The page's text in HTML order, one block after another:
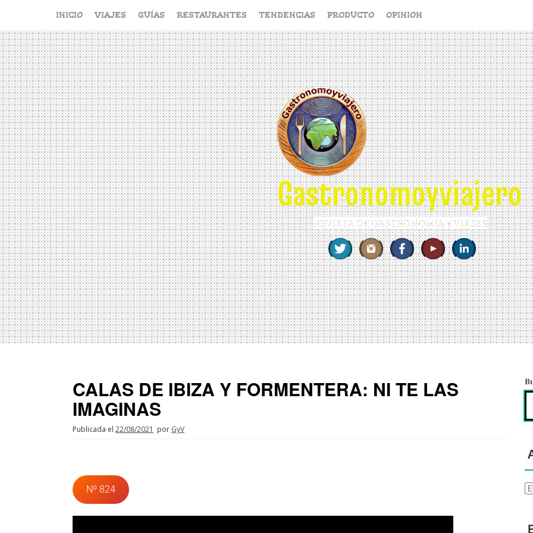
contenido
INICIO VIAJES GUÍAS RESTAURANTES TENDENCIAS PRODUCTO OPINION
Gastronomoyviajero
REVISTA DE GASTRONOMÍA Y VIAJES
CALAS DE IBIZA Y FORMENTERA: NI TE LAS
IMAGINAS
Publicada el 22/08/2021 por GyV
Nº 824